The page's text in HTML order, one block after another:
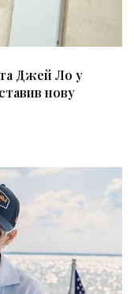
Джей Ло у
нову